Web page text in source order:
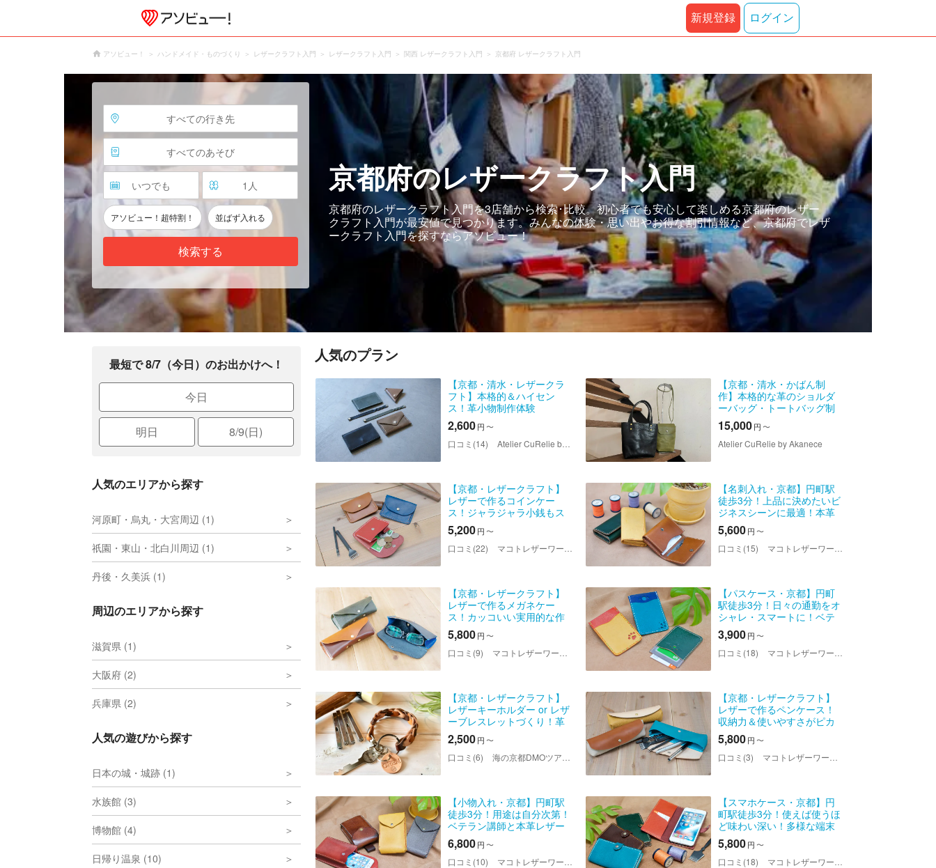
新規登録 ログイン
アソビュー！ ハンドメイド・ものづくり レザークラフト入門 レザークラフト入門 関西 レザークラフト入門 京都府 レザークラフト入門
すべての行き先
すべてのあそび
いつでも 1 人
アソビュー！超特割！ 並ばず入れる
検索する
京都府のレザークラフト入門
京都府のレザークラフト入門を3店舗から検索･比較。初心者でも安心して楽しめる京都府のレザー
クラフト入門が最安値で見つかります。みんなの体験・思い出やお得な割引情報など、京都府でレザ
ークラフト入門を探すならアソビュー！
最短で 8/7（今日）のお出かけへ！
今日
明日 8/9(日)
人気のエリアから探す
河原町・烏丸・大宮周辺 (1)
祇園・東山・北白川周辺 (1)
丹後・久美浜 (1)
周辺のエリアから探す
滋賀県 (1)
大阪府 (2)
兵庫県 (2)
人気の遊びから探す
日本の城・城跡 (1)
水族館 (3)
博物館 (4)
日帰り温泉 (10)
人気のプラン
【京都・清水・レザークラ
フト】本格的＆ハイセン
ス！革小物制作体験
2,600円 〜
口コミ(14) Atelier CuRelie by Akanece
【京都・清水・かばん制
作】本格的な革のショルダ
ーバッグ・トートバッグ制
作体験
15,000円 〜
Atelier CuRelie by Akanece
【京都・レザークラフト】
レザーで作るコインケー
ス！ジャラジャラ小銭もス
ッキリ収納
5,200円 〜
口コミ(22) マコトレザーワークス
【名刺入れ・京都】円町駅
徒歩3分！上品に決めたいビ
ジネスシーンに最適！本革
レザークラフト体験！
5,600円 〜
口コミ(15) マコトレザーワークス
【京都・レザークラフト】
レザーで作るメガネケー
ス！カッコいい実用的な作
品作り
5,800円 〜
口コミ(9) マコトレザーワークス
【パスケース・京都】円町
駅徒歩3分！日々の通勤をオ
シャレ・スマートに！ベテ
ラン講師と本革レザークラ
フト体験！
3,900円 〜
口コミ(18) マコトレザーワークス
【京都・レザークラフト】
レザーキーホルダー or レザ
ーブレスレットづくり！革
職人が教えてくれる！簡単
レザークラフト体験
2,500円 〜
口コミ(6) 海の京都DMOツアーセンター
【京都・レザークラフト】
レザーで作るペンケース！
収納力＆使いやすさがピカ
イチ！
5,800円 〜
口コミ(3) マコトレザーワークス
【小物入れ・京都】円町駅
徒歩3分！用途は自分次第！
ベテラン講師と本革レザー
クラフト体験！
6,800円 〜
口コミ(10) マコトレザーワークス
【スマホケース・京都】円
町駅徒歩3分！使えば使うほ
ど味わい深い！多様な端末
にも対応できる本革レザー
クラフト体験
5,800円 〜
口コミ(18) マコトレザーワークス